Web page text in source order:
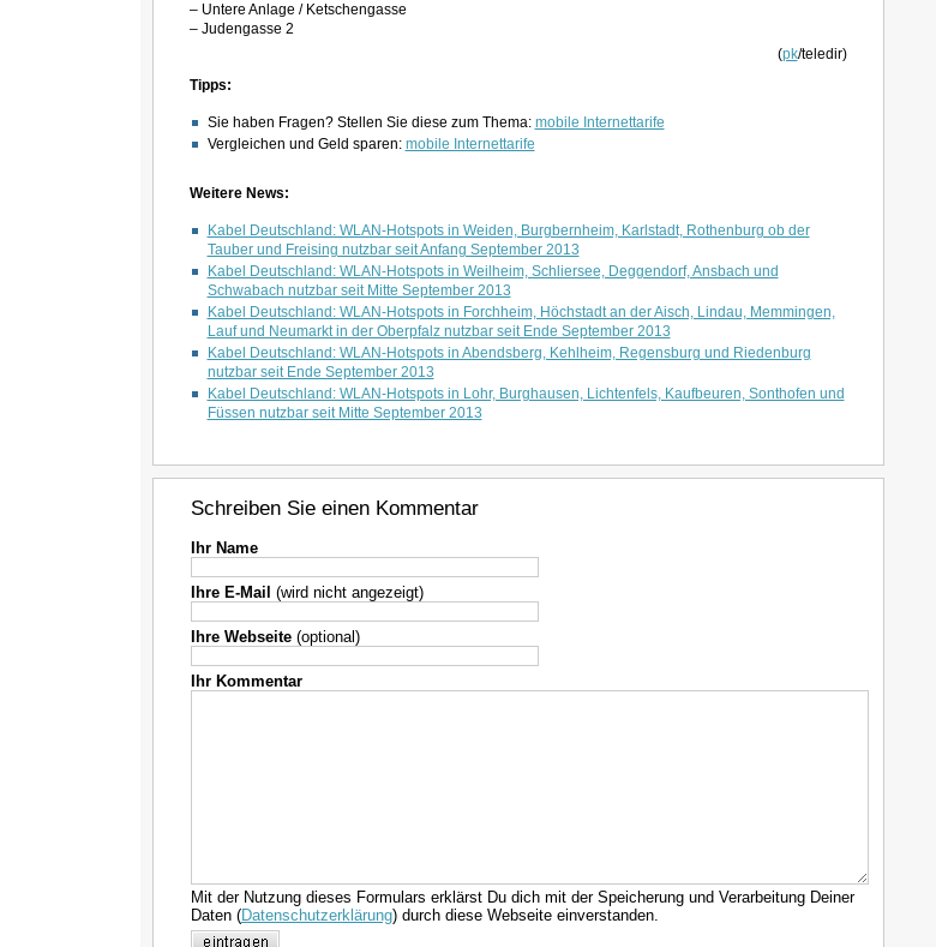
– Untere Anlage / Ketschengasse
– Judengasse 2
(pk/teledir)
Tipps:
Sie haben Fragen? Stellen Sie diese zum Thema: mobile Internettarife
Vergleichen und Geld sparen: mobile Internettarife
Weitere News:
Kabel Deutschland: WLAN-Hotspots in Weiden, Burgbernheim, Karlstadt, Rothenburg ob der
Tauber und Freising nutzbar seit Anfang September 2013
Kabel Deutschland: WLAN-Hotspots in Weilheim, Schliersee, Deggendorf, Ansbach und
Schwabach nutzbar seit Mitte September 2013
Kabel Deutschland: WLAN-Hotspots in Forchheim, Höchstadt an der Aisch, Lindau, Memmingen,
Lauf und Neumarkt in der Oberpfalz nutzbar seit Ende September 2013
Kabel Deutschland: WLAN-Hotspots in Abendsberg, Kehlheim, Regensburg und Riedenburg
nutzbar seit Ende September 2013
Kabel Deutschland: WLAN-Hotspots in Lohr, Burghausen, Lichtenfels, Kaufbeuren, Sonthofen und
Füssen nutzbar seit Mitte September 2013
Schreiben Sie einen Kommentar
Ihr Name
Ihre E-Mail (wird nicht angezeigt)
Ihre Webseite(optional)
Ihr Kommentar
Mit der Nutzung dieses Formulars erklärst Du dich mit der Speicherung und Verarbeitung Deiner
Daten (Datenschutzerklärung) durch diese Webseite einverstanden.